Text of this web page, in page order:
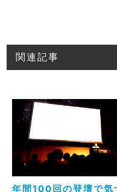
関連記事
年間100回の登壇で気